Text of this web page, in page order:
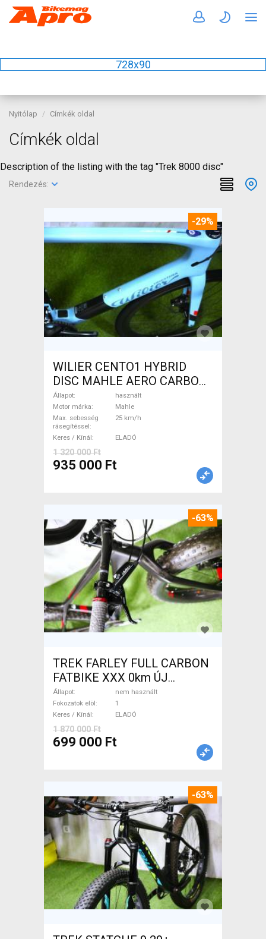
728x90
Nyitólap Címkék oldal
Címkék oldal
Description of the listing with the tag "Trek 8000 disc"
Rendezés:
-29%
WILIER CENTO1 HYBRID
DISC MAHLE AERO CARBON
kerekek XL Elektromos
Országúti / Gravel Mahle
használt ELADÓ
Állapot
használt
Motor márka
Mahle
Max. sebesség
rásegítéssel
25 km/h
Keres / Kínál ELADÓ
1 320 000 Ft
935 000 Ft
-63%
TREK FARLEY FULL CARBON
FATBIKE XXX 0km ÚJ
WAMPA CF Fatbike nem
használt ELADÓ
Állapot
nem használt
Fokozatok elöl
1
Keres / Kínál
ELADÓ
1 870 000 Ft
699 000 Ft
-63%